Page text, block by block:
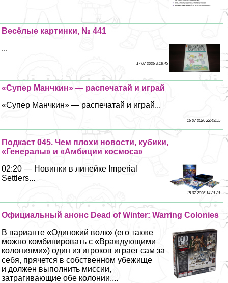
Весёлые картинки, № 441
...
17 07 2026 3:18:45
«Супер Манчкин» — распечатай и играй
«Супер Манчкин» — распечатай и играй...
16 07 2026 22:49:55
Подкаст 045. Чем плохи новости, кубики,
«Генералы» и «Амбиции космоса»
02:20 — Новинки в линейке Imperial
Settlers...
15 07 2026 14:31:31
Официальный анонс Dead of Winter: Warring Colonies
В варианте «Одинокий волк» (его также
можно комбинировать с «Враждующими
колониями») один из игроков играет сам за
себя, прячется в собственном убежище
и должен выполнить миссии,
затрагивающие обе колонии....